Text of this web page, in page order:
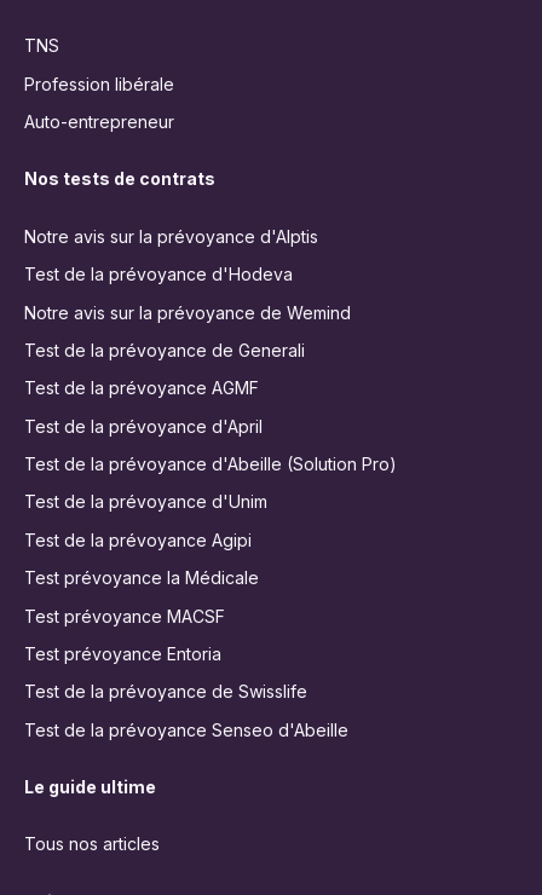
TNS
Profession libérale
Auto-entrepreneur
Nos tests de contrats
Notre avis sur la prévoyance d'Alptis
Test de la prévoyance d'Hodeva
Notre avis sur la prévoyance de Wemind
Test de la prévoyance de Generali
Test de la prévoyance AGMF
Test de la prévoyance d'April
Test de la prévoyance d'Abeille (Solution Pro)
Test de la prévoyance d'Unim
Test de la prévoyance Agipi
Test prévoyance la Médicale
Test prévoyance MACSF
Test prévoyance Entoria
Test de la prévoyance de Swisslife
Test de la prévoyance Senseo d'Abeille
Le guide ultime
Tous nos articles